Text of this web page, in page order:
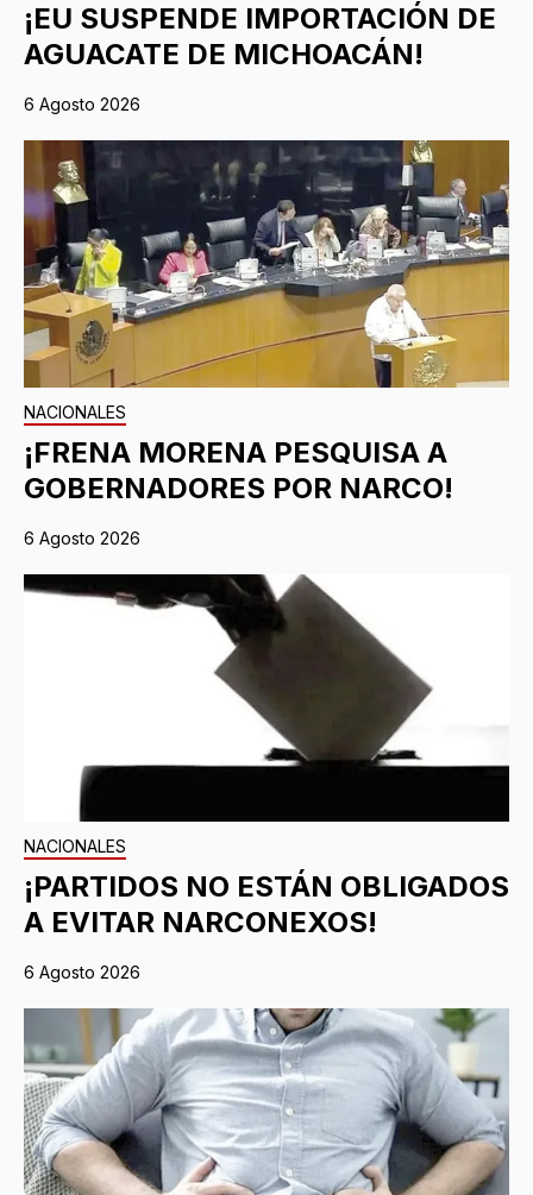
¡EU SUSPENDE IMPORTACIÓN DE
AGUACATE DE MICHOACÁN!
6 Agosto 2026
NACIONALES
¡FRENA MORENA PESQUISA A
GOBERNADORES POR NARCO!
6 Agosto 2026
NACIONALES
¡PARTIDOS NO ESTÁN OBLIGADOS
A EVITAR NARCONEXOS!
6 Agosto 2026